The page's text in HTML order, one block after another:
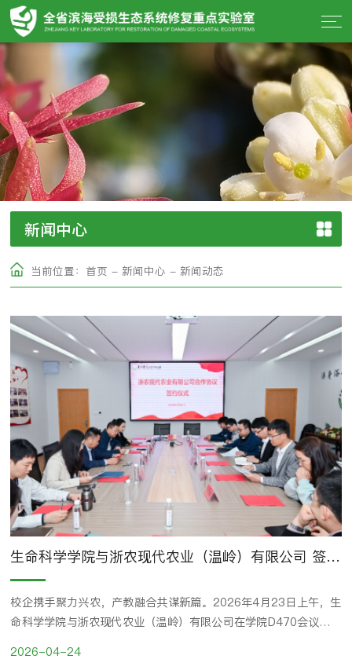
新闻中心
当前位置： 首页 -新闻中心 -新闻动态
生命科学学院与浙农现代农业（温岭）有限公司 签署战略合作协议
校企携手聚力兴农，产教融合共谋新篇。2026年4月23日上午，生
命科学学院与浙农现代农业（温岭）有限公司在学院D470会议室隆
代农业（温岭）有限公司董事长兼总经理王剑军，副总经理张国栋，
2026-04-24